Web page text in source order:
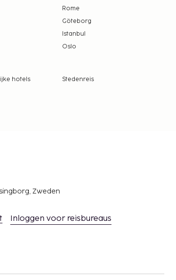
Rome
Göteborg
Istanbul
Oslo
hotels
Stedenreis
Zweden
Inloggen voor reisbureaus